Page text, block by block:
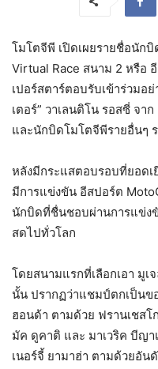
โมโตจีพี เปิดเผยรายชื่อนัก
Virtual Race สนาม 2 หรือ
เปอร์สตาร์ตอบรับเข้าร่วมอ
เตอร์” วาเลนติโน รอสซี่ จา
และนักบิดโมโตจีพีรายอื่นๆ
หลังมีกระแสตอบรอบที่ยอด
มีการแข่งขัน อีสปอร์ต
นักบิดที่ชื่นชอบผ่านการแข่ง
สดไปทั่วโลก
โดยสนามแรกที่เลือกเอา มูเ
นั้น ปรากฏว่าแชมป์ตกเป็นข
ฮอนด้า ตามด้วย ฟรานเชส
มัค ดูคาติ และ มาเวริค บีญ
เนอร์จี้ ยามาฮ่า ตามด้วยอัน